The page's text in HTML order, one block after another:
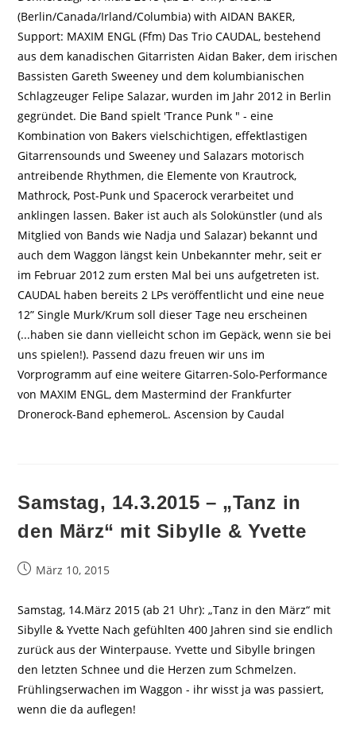
(Berlin/Canada/Irland/Columbia) with AIDAN BAKER,
Support: MAXIM ENGL (Ffm) Das Trio CAUDAL, bestehend
aus dem kanadischen Gitarristen Aidan Baker, dem irischen
Bassisten Gareth Sweeney und dem kolumbianischen
Schlagzeuger Felipe Salazar, wurden im Jahr 2012 in Berlin
gegründet. Die Band spielt 'Trance Punk " - eine
Kombination von Bakers vielschichtigen, effektlastigen
Gitarrensounds und Sweeney und Salazars motorisch
antreibende Rhythmen, die Elemente von Krautrock,
Mathrock, Post-Punk und Spacerock verarbeitet und
anklingen lassen. Baker ist auch als Solokünstler (und als
Mitglied von Bands wie Nadja und Salazar) bekannt und
auch dem Waggon längst kein Unbekannter mehr, seit er
im Februar 2012 zum ersten Mal bei uns aufgetreten ist.
CAUDAL haben bereits 2 LPs veröffentlicht und eine neue
12” Single Murk/Krum soll dieser Tage neu erscheinen
(...haben sie dann vielleicht schon im Gepäck, wenn sie bei
uns spielen!). Passend dazu freuen wir uns im
Vorprogramm auf eine weitere Gitarren-Solo-Performance
von MAXIM ENGL, dem Mastermind der Frankfurter
Dronerock-Band ephemeroL. Ascension by Caudal
Samstag, 14.3.2015 – „Tanz in
den März“ mit Sibylle & Yvette
BeitragMärz 10, 2015
Samstag, 14.März 2015 (ab 21 Uhr): „Tanz in den März“ mit
Sibylle & Yvette Nach gefühlten 400 Jahren sind sie endlich
zurück aus der Winterpause. Yvette und Sibylle bringen
den letzten Schnee und die Herzen zum Schmelzen.
Frühlingserwachen im Waggon - ihr wisst ja was passiert,
wenn die da auflegen!